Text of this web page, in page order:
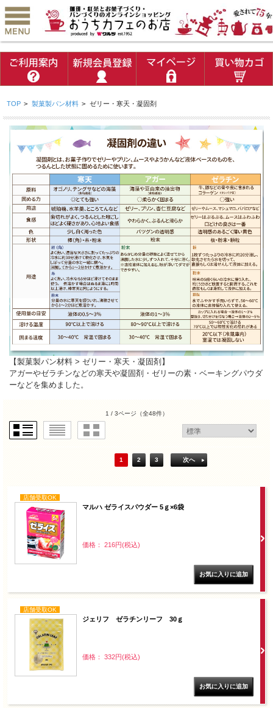
TOP > 製菓製パン材料 > ゼリー・寒天・凝固剤
【製菓製パン材料 > ゼリー・寒天・凝固剤】
アガーやゼラチンなどの寒天や凝固剤・ゼリーの素・ベーキングパウダ
ーなどを集めました。
1 / 3ページ （全48件）
1 2 3 次へ
店舗受取OK
マルハ ゼライスパウダー 5ｇ×6袋
価格： 216円(税込)
店舗受取OK
ジェリフ ゼラチンリーフ 30ｇ
価格： 332円(税込)